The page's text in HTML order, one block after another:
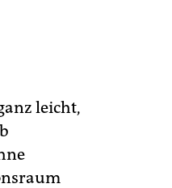
leicht,